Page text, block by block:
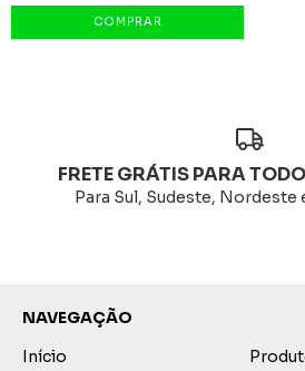
FRETE GRÁTIS PARA
Para Sul, Sudeste,
NAVEGAÇÃO
Início